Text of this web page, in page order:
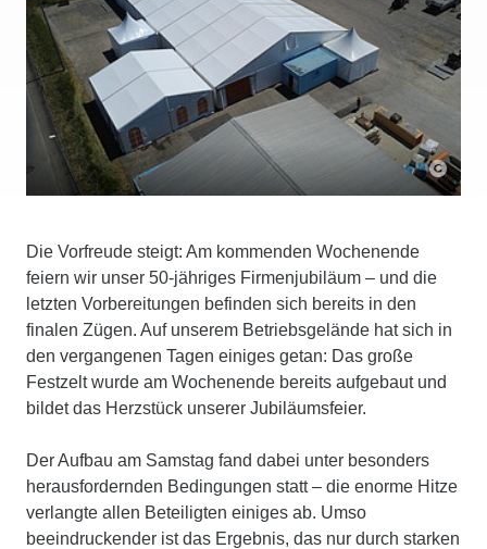
Die Vorfreude steigt: Am kommenden Wochenende
feiern wir unser 50-jähriges Firmenjubiläum – und die
letzten Vorbereitungen befinden sich bereits in den
finalen Zügen. Auf unserem Betriebsgelände hat sich in
den vergangenen Tagen einiges getan: Das große
Festzelt wurde am Wochenende bereits aufgebaut und
bildet das Herzstück unserer Jubiläumsfeier.
Der Aufbau am Samstag fand dabei unter besonders
herausfordernden Bedingungen statt – die enorme Hitze
verlangte allen Beteiligten einiges ab. Umso
beeindruckender ist das Ergebnis, das nur durch starken